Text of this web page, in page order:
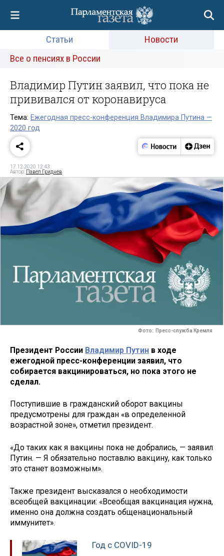
Статьи
Новости
Все о пенсиях в России
Владимир Путин заявил, что пока не
прививался от коронавируса
Тема: Ежегодная пресс-конференция Владимира Путина —
2020 год
17.12.2020 12:43
Автор: Павел Гриднев
Фото: Пресс-служба Кремля
Президент России Владимир Путин в ходе
ежегодной пресс-конференции заявил, что
собирается вакцинироваться, но пока этого не
сделал.
Поступившие в гражданский оборот вакцины
предусмотрены для граждан «в определенной
возрастной зоне», отметил президент.
«До таких как я вакцины пока не добрались, — заявил
Путин. — Я обязательно поставлю вакцину, как только
это станет возможным».
Также президент высказался о необходимости
всеобщей вакцинации: «Всеобщая вакцинация нужна,
именно она должна создать общенациональный
иммунитет».
Год с COVID-19